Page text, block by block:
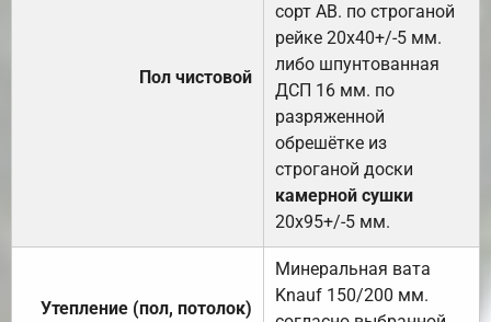
Пол чистовой
сорт АВ. по строганой
рейке 20х40+/-5 мм.
либо шпунтованная
ДСП 16 мм. по
разряженной
обрешётке из
строганой доски
камерной сушки
20х95+/-5 мм.
Утепление (пол, потолок)
Минеральная вата
Knauf 150/200 мм.